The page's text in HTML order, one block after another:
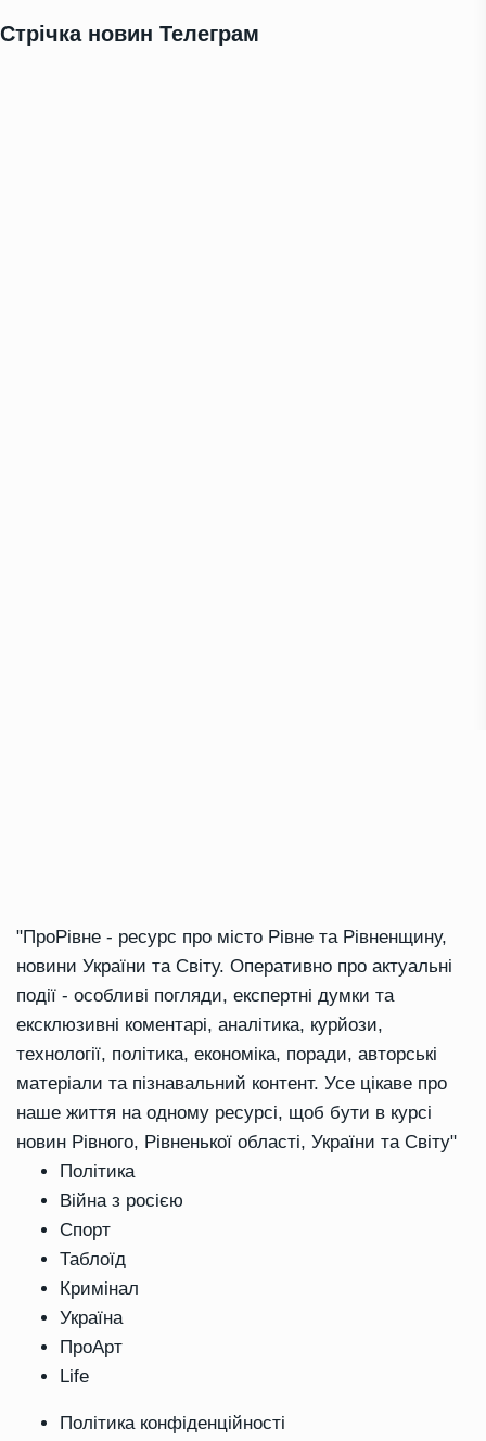
Стрічка новин Телеграм
"ПроРівне - ресурс про місто Рівне та Рівненщину,
новини України та Світу. Оперативно про актуальні
події - особливі погляди, експертні думки та
ексклюзивні коментарі, аналітика, курйози,
технології, політика, економіка, поради, авторські
матеріали та пізнавальний контент. Усе цікаве про
наше життя на одному ресурсі, щоб бути в курсі
новин Рівного, Рівненької області, України та Світу"
Політика
Війна з росією
Спорт
Таблоїд
Кримінал
Україна
ПроАрт
Life
Політика конфіденційності